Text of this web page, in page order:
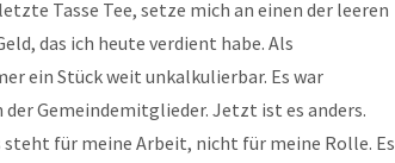
Tasse Tee, setze mich an einen der leeren
das ich heute verdient habe. Als
ein Stück weit unkalkulierbar. Es war
Gemeindemitglieder. Jetzt ist es anders.
steht für meine Arbeit, nicht für meine Rolle. Es